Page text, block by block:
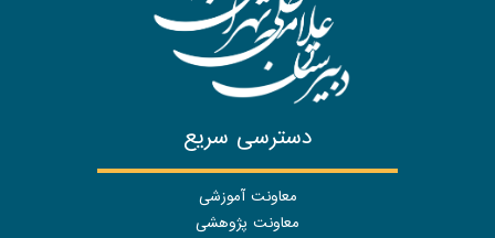
دسترسی سریع
معاونت آموزشی
معاونت پژوهشی